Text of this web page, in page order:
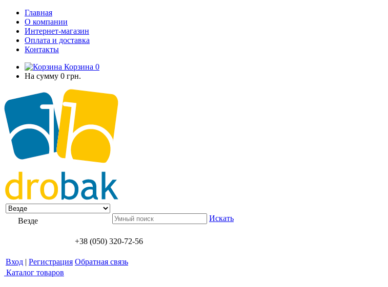
Главная
О компании
Интернет-магазин
Оплата и доставка
Контакты
Корзина 0
На сумму 0 грн.
Везде Искать
+38 (050) 320-72-56
Вход | Регистрация Обратная связь
Каталог товаров